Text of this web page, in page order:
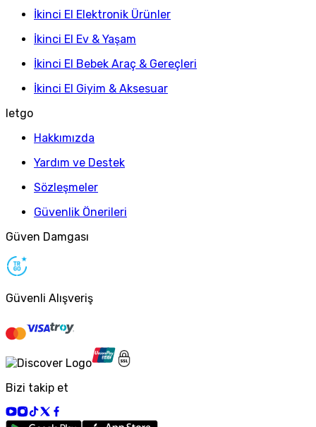
İkinci El Elektronik Ürünler
İkinci El Ev & Yaşam
İkinci El Bebek Araç & Gereçleri
İkinci El Giyim & Aksesuar
letgo
Hakkımızda
Yardım ve Destek
Sözleşmeler
Güvenlik Önerileri
Güven Damgası
Güvenli Alışveriş
Bizi takip et